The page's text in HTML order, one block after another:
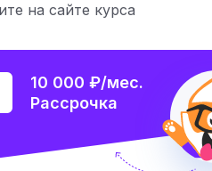
на сайте курса
10 000 ₽/мес.
Рассрочка